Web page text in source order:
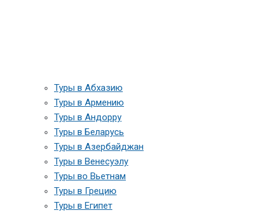
Туры в Абхазию
Туры в Армению
Туры в Андорру
Туры в Беларусь
Туры в Азербайджан
Туры в Венесуэлу
Туры во Вьетнам
Туры в Грецию
Туры в Египет